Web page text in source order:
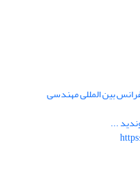
بین المللی مهندسی
...